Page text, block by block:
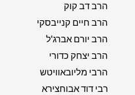
הרב דב קוק
הרב חיים קנייבסקי
הרב יורם אברג'ל
הרב יצחק כדורי
הרבי מליובאוויטש
רבי דוד אבוחצירא